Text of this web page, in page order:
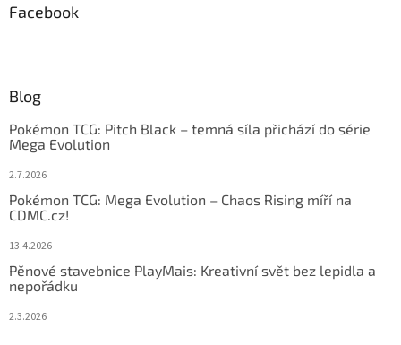
Facebook
Blog
Pokémon TCG: Pitch Black – temná síla přichází do série
Mega Evolution
2.7.2026
Pokémon TCG: Mega Evolution – Chaos Rising míří na
CDMC.cz!
13.4.2026
Pěnové stavebnice PlayMais: Kreativní svět bez lepidla a
nepořádku
2.3.2026